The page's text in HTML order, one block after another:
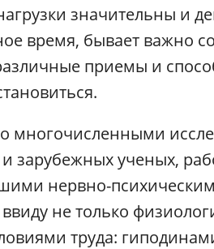
значительны и
время, бывает важно
приемы и
многочисленными
зарубежных ученых,
нервно-
не только
труда: